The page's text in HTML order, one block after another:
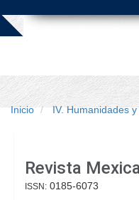
Inicio IV. Humanidades
Revista
ISSN: 0185-6073